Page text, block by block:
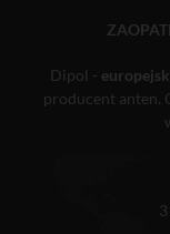
Dipol -
producent anten.